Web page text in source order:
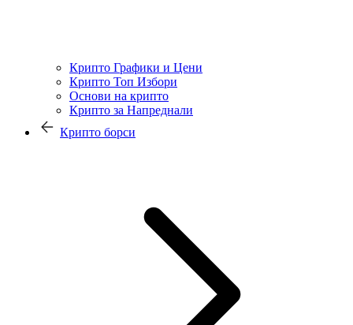
Крипто Графики и Цени
Крипто Топ Избори
Основи на крипто
Крипто за Напреднали
Крипто борси